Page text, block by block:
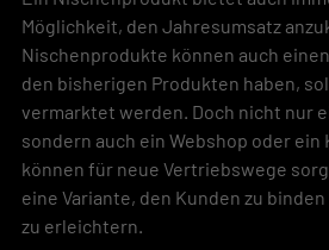
Möglichkeit, den Jahresumsatz
Nischenprodukte können auch
den bisherigen Produkten haben,
vermarktet werden. Doch nicht nur
sondern auch ein Webshop oder
können für neue Vertriebswege
eine Variante, den Kunden zu
zu erleichtern.